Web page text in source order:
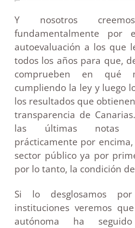
Y nosotros
fundamentalmente por
autoevaluación a los que
todos los años para que,
comprueben en qué
cumpliendo la ley y luego
los resultados que
transparencia de
las últimas notas
prácticamente por
sector público ya por
por lo tanto, la condición
Si lo desglosamos
instituciones veremos
autónoma ha seguido